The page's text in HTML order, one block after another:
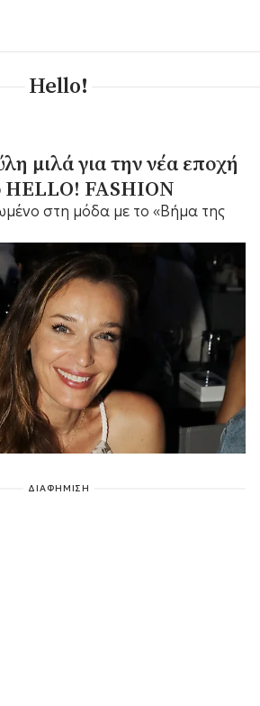
Hello!
μιλά για την νέα εποχή
HELLO! FASHION
στη μόδα με το «Βήμα της
ΔΙΑΦΗΜΙΣΗ